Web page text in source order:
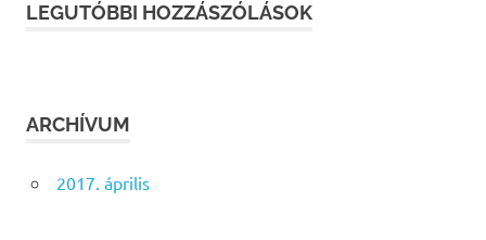
LEGUTÓBBI HOZZÁSZÓLÁSOK
ARCHÍVUM
2017. április